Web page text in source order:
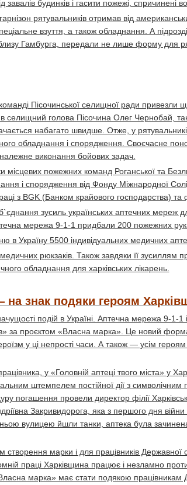
будинків і гасити пожежі, спричинені
рятувальників отримав від
взуття, а також обладнання. А
Гамбурга, передали не лише форму для
Пісочинської селищної ради
селищний голова Пісочина Олег Чернобай,
набагато швидше. Отже, у
обладнання і спорядження. Своєчасне
виконання бойових задач.
пожежних команд Роганської та
і спорядження від Фонду Міжнародної
з BGK (Банком крайового господарства) та
зусиль українських аптечних
мережа 9-1-1 придбали 200 пожежних
в Україну 5500 індивідуальних медичних
рюкзаків. Також завдяки її зусиллям
обладнання для харківських лікарень.
на знак подяки героям
подій в Україні. Аптечна мережа 9-1-1
за проєктом «Власна марка». Це новий
у ці непрості часи. А також — усім
у «Головній аптеці твого міста» у
штемпелем постійної дії з
погашення провели директор філії
Закривидорога, яка з першого дня
вулицею йшли танки, аптека була
марки і для працівників Державної
праці Харківщина працює і незламно
марка» має стати подякою працівникам